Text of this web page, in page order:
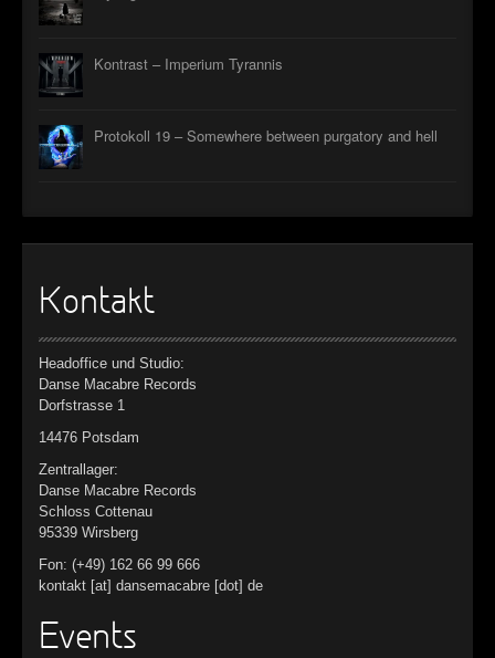
►
Kontrast – Imperium Tyrannis
Protokoll 19 – Somewhere between purgatory and hell
Kontakt
Headoffice und Studio:
Danse Macabre Records
Dorfstrasse 1
14476 Potsdam
Zentrallager:
Danse Macabre Records
Schloss Cottenau
95339 Wirsberg
Fon: (+49) 162 66 99 666
kontakt [at] dansemacabre [dot] de
Events